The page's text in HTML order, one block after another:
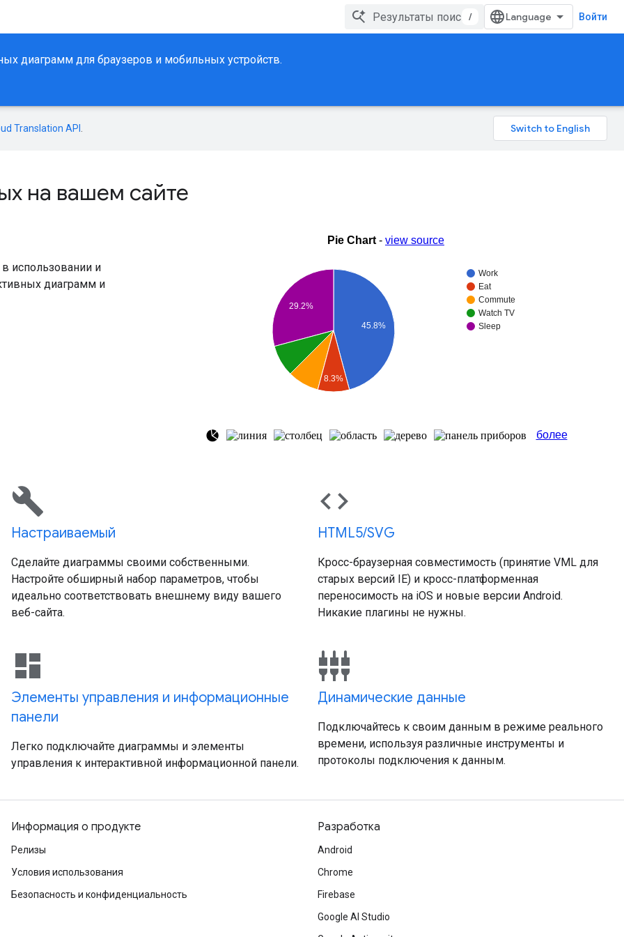
/ Войти
диаграмм для браузеров и мобильных устройств.
Translation API
на вашем сайте
использовании и
диаграмм и
build
Настраиваемый
Сделайте диаграммы своими собственными.
Настройте обширный набор параметров, чтобы
идеально соответствовать внешнему виду вашего
веб-сайта.
code
HTML5/SVG
Кросс-браузерная совместимость (принятие VML для
старых версий IE) и кросс-платформенная
переносимость на iOS и новые версии Android.
Никакие плагины не нужны.
dashboard
Элементы управления и информационные
панели
Легко подключайте диаграммы и элементы
управления к интерактивной информационной панели.
settings_input_component
Динамические данные
Подключайтесь к своим данным в режиме реального
времени, используя различные инструменты и
протоколы подключения к данным.
Информация о продукте
Релизы
Условия использования
Безопасность и конфиденциальность
Разработка
Android
Chrome
Firebase
Google AI Studio